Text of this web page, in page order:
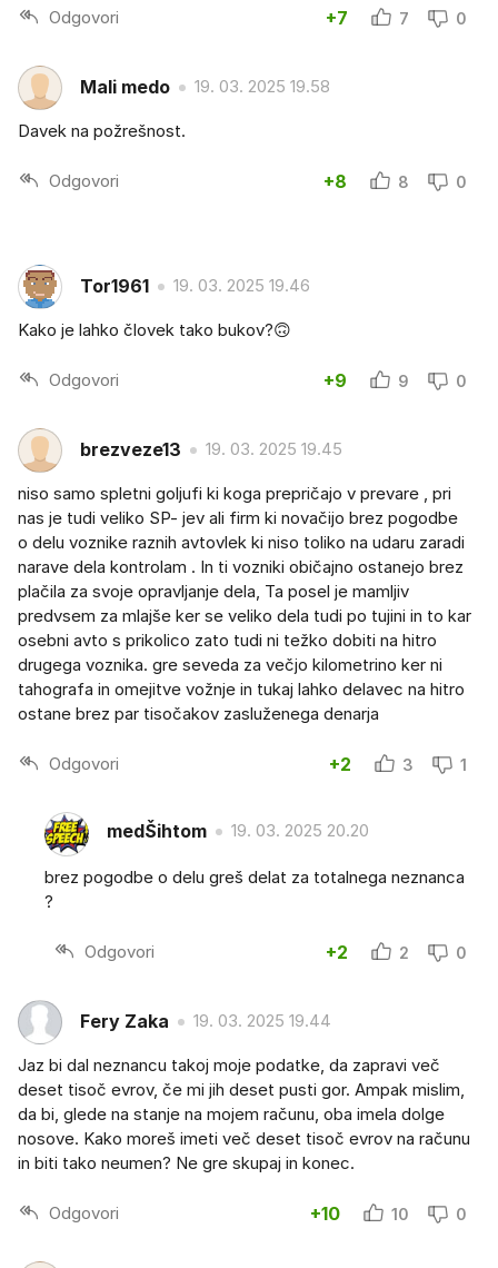
Odgovori +7 7 0
Mali medo 19. 03. 2025 19.58
Davek na požrešnost.
Odgovori +8 8 0
Tor1961 19. 03. 2025 19.46
Kako je lahko človek tako bukov?🙃
Odgovori +9 9 0
brezveze13 19. 03. 2025 19.45
niso samo spletni goljufi ki koga prepričajo v prevare , pri
nas je tudi veliko SP- jev ali firm ki novačijo brez pogodbe
o delu voznike raznih avtovlek ki niso toliko na udaru zaradi
narave dela kontrolam . In ti vozniki običajno ostanejo brez
plačila za svoje opravljanje dela, Ta posel je mamljiv
predvsem za mlajše ker se veliko dela tudi po tujini in to kar
osebni avto s prikolico zato tudi ni težko dobiti na hitro
drugega voznika. gre seveda za večjo kilometrino ker ni
tahografa in omejitve vožnje in tukaj lahko delavec na hitro
ostane brez par tisočakov zasluženega denarja
Odgovori +2 3 1
medŠihtom 19. 03. 2025 20.20
brez pogodbe o delu greš delat za totalnega neznanca
?
Odgovori +2 2 0
Fery Zaka 19. 03. 2025 19.44
Jaz bi dal neznancu takoj moje podatke, da zapravi več
deset tisoč evrov, če mi jih deset pusti gor. Ampak mislim,
da bi, glede na stanje na mojem računu, oba imela dolge
nosove. Kako moreš imeti več deset tisoč evrov na računu
in biti tako neumen? Ne gre skupaj in konec.
Odgovori +10 10 0